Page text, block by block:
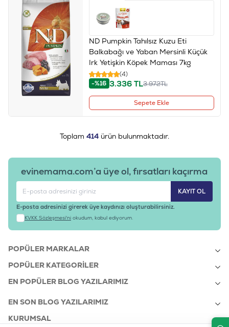
ND Pumpkin Tahılsız Kuzu Eti
Balkabağı ve Yaban Mersinli Küçük
Irk Yetişkin Köpek Maması 7kg
(4)
-%16 3.336TL3.972TL
Sepete Ekle
Toplam 414 ürün bulunmaktadır.
evinemama.com’a üye ol, fırsatları kaçırma
KAYIT OL
E-posta adresinizi girerek üye kaydınızı oluşturabilirsiniz.
KVKK Sözleşmesi'ni okudum, kabul ediyorum.
POPÜLER MARKALAR
POPÜLER KATEGORILER
EN POPÜLER BLOG YAZILARIMIZ
EN SON BLOG YAZILARIMIZ
KURUMSAL